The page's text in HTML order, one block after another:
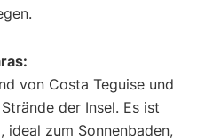
von Costa Teguise und
der Insel. Es ist
ideal zum Sonnenbaden,